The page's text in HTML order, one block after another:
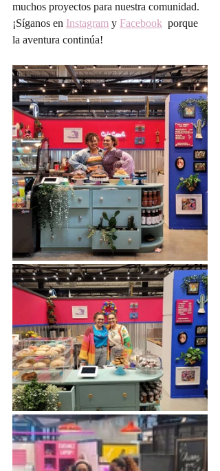
muchos proyectos para nuestra comunidad.
¡Síganos en Instagram y Facebook
  porque
la aventura continúa!